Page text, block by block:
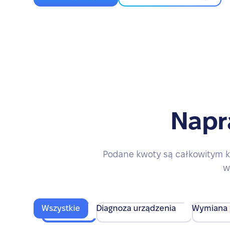
Podane kwoty są całkowitym
Wszystkie Diagnoza urządzenia Wymiana